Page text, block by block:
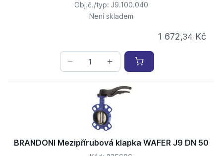
Obj.č./typ: J9.100.040
Není skladem
1 672,34 Kč
BRANDONI Mezipřírubová klapka WAFER J9 DN 50